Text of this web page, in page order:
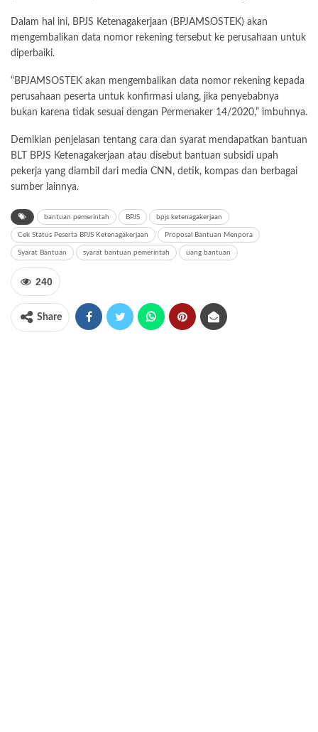
Dalam hal ini, BPJS Ketenagakerjaan (BPJAMSOSTEK) akan
mengembalikan data nomor rekening tersebut ke perusahaan untuk
diperbaiki.
“BPJAMSOSTEK akan mengembalikan data nomor rekening kepada
perusahaan peserta untuk konfirmasi ulang, jika penyebabnya
bukan karena tidak sesuai dengan Permenaker 14/2020,” imbuhnya.
Demikian penjelasan tentang cara dan syarat mendapatkan bantuan
BLT BPJS Ketenagakerjaan atau disebut bantuan subsidi upah
pekerja yang diambil dari media CNN, detik, kompas dan berbagai
sumber lainnya.
bantuan pemerintah BPJS bpjs ketenagakerjaan
Cek Status Peserta BPJS Ketenagakerjaan Proposal Bantuan Menpora
Syarat Bantuan syarat bantuan pemerintah uang bantuan
240
Share